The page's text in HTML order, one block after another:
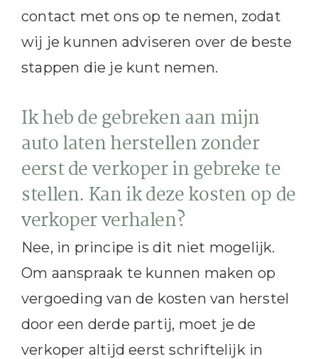
contact met ons op te nemen, zodat
wij je kunnen adviseren over de beste
stappen die je kunt nemen.
Ik heb de gebreken aan mijn
auto laten herstellen zonder
eerst de verkoper in gebreke te
stellen. Kan ik deze kosten op de
verkoper verhalen?
Nee, in principe is dit niet mogelijk.
Om aanspraak te kunnen maken op
vergoeding van de kosten van herstel
door een derde partij, moet je de
verkoper altijd eerst schriftelijk in